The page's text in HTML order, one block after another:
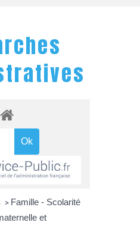
> Famille - Scolarité
et